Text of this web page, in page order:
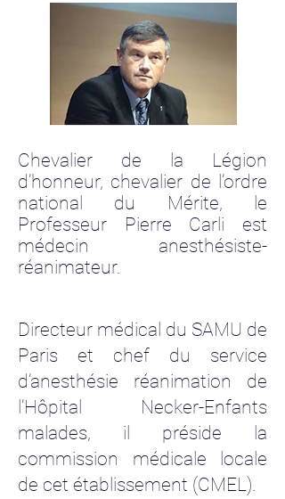
Chevalier de la Légion
d’honneur, chevalier de l’ordre
national du Mérite, le
Professeur Pierre Carli est
médecin anesthésiste-
réanimateur.
Directeur médical du SAMU de
Paris et chef du service
d’anesthésie réanimation de
l’Hôpital Necker-Enfants
malades, il préside la
commission médicale locale
de cet établissement (CMEL).